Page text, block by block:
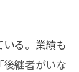
る。業績も
後継者がいな